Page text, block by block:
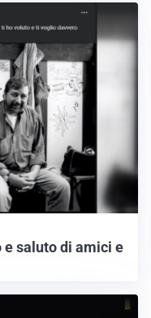
saluto di amici e